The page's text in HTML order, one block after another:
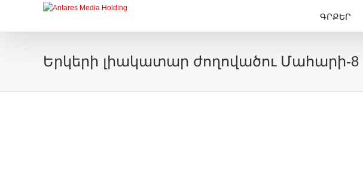
ԳՐՔԵՐ
Երկերի լիակատար ժողովածու Մահարի-8